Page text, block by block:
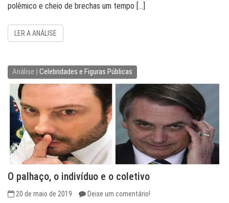
polêmico e cheio de brechas um tempo […]
LER A ANÁLISE
Análise | Celebridades e Figuras Públicas
O palhaço, o indivíduo e o coletivo
20 de maio de 2019 Deixe um comentário!